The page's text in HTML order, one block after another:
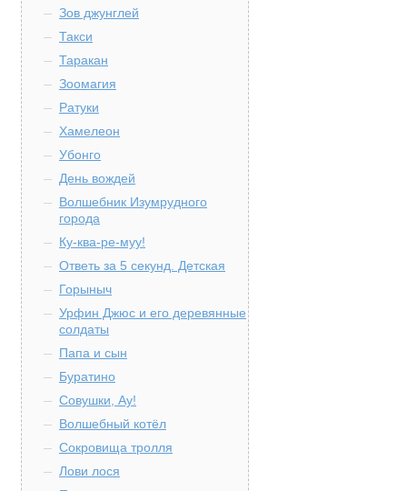
Зов джунглей
Такси
Таракан
Зоомагия
Ратуки
Хамелеон
Убонго
День вождей
Волшебник Изумрудного
города
Ку-ква-ре-муу!
Ответь за 5 секунд. Детская
Горыныч
Урфин Джюс и его деревянные
солдаты
Папа и сын
Буратино
Совушки, Ау!
Волшебный котёл
Сокровища тролля
Лови лося